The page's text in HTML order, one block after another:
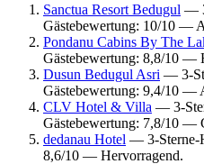
Sanctua Resort Bedugul —
Gästebewertung: 10/10 —
Pondanu Cabins By The
Gästebewertung: 8,8/10 —
Dusun Bedugul Asri — 3-
Gästebewertung: 9,4/10 —
CLV Hotel & Villa — 3-
Gästebewertung: 7,8/10 —
dedanau Hotel — 3-Sterne-
8,6/10 — Hervorragend.